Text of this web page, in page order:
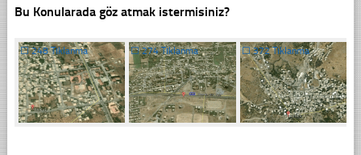
Bu Konularada göz atmak istermisiniz?
☐248 Tıklanma ☐274 Tıklanma ☐372 Tıklanma